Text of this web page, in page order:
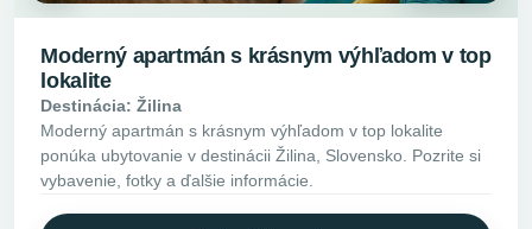
Moderný apartmán s krásnym výhľadom v top
lokalite
Destinácia: Žilina
Moderný apartmán s krásnym výhľadom v top lokalite
ponúka ubytovanie v destinácii Žilina, Slovensko. Pozrite si
vybavenie, fotky a ďalšie informácie.